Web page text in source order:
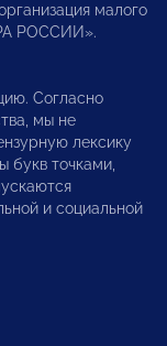
малого
РОССИИ».
Согласно
мы не
лексику
букв точками,
и социальной